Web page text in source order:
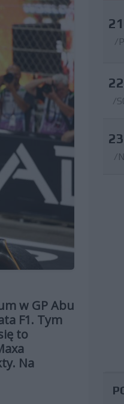
w GP Abu
F1. Tym
to
Na
/
/
/